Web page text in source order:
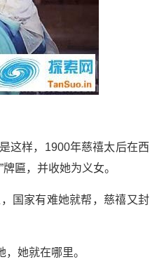
这样，1900年慈禧太后在西
匾，并收她为义女。
国家有难她就帮，慈禧又封
她就在哪里。